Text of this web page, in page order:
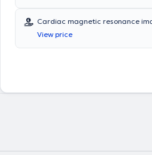
Hospital in London. There, she
treatment, and follow-up of
transthoracic and transesophageal
Additionally, she specialized in
Ultrasound Department.
Cardiac magnetic resonance
View price